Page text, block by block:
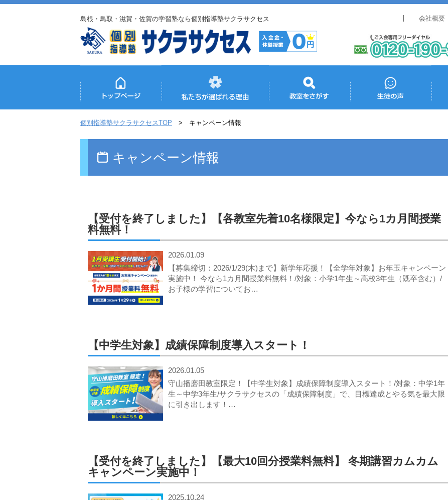
島根・鳥取・滋賀・佐賀の学習塾なら個別指導塾サクラサクセス 会社概要
個別指導塾サクラサクセスTOP キャンペーン情報
キャンペーン情報
【受付を終了しました】【各教室先着10名様限定】今なら1カ月間授業
料無料！
2026.01.09
【募集締切：2026/1/29(木)まで】新学年応援！【全学年対象】お年玉キャンペーン
実施中！ 今なら1カ月間授業料無料！/対象：小学1年生～高校3年生（既卒含む）/
お子様の学習についてお…
【中学生対象】成績保障制度導入スタート！
2026.01.05
守山播磨田教室限定！【中学生対象】成績保障制度導入スタート！/対象：中学1年
生～中学3年生/サクラサクセスの「成績保障制度」で、目標達成とやる気を最大限
に引き出します！…
【受付を終了しました】【最大10回分授業料無料】 冬期講習カムカム
キャンペーン実施中！
2025.10.24